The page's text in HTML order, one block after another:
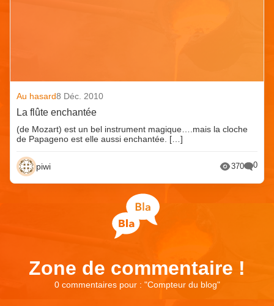
Au hasard8 Déc. 2010
La flûte enchantée
(de Mozart) est un bel instrument magique….mais la cloche
de Papageno est elle aussi enchantée. […]
piwi 370 0
Zone de commentaire !
0 commentaires pour : "Compteur du blog"